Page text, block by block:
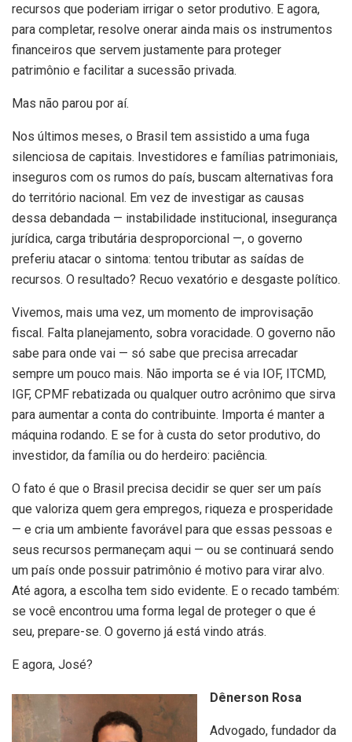
recursos que poderiam irrigar o setor produtivo. E agora,
para completar, resolve onerar ainda mais os instrumentos
financeiros que servem justamente para proteger
patrimônio e facilitar a sucessão privada.
Mas não parou por aí.
Nos últimos meses, o Brasil tem assistido a uma fuga
silenciosa de capitais. Investidores e famílias patrimoniais,
inseguros com os rumos do país, buscam alternativas fora
do território nacional. Em vez de investigar as causas
dessa debandada — instabilidade institucional, insegurança
jurídica, carga tributária desproporcional —, o governo
preferiu atacar o sintoma: tentou tributar as saídas de
recursos. O resultado? Recuo vexatório e desgaste político.
Vivemos, mais uma vez, um momento de improvisação
fiscal. Falta planejamento, sobra voracidade. O governo não
sabe para onde vai — só sabe que precisa arrecadar
sempre um pouco mais. Não importa se é via IOF, ITCMD,
IGF, CPMF rebatizada ou qualquer outro acrônimo que sirva
para aumentar a conta do contribuinte. Importa é manter a
máquina rodando. E se for à custa do setor produtivo, do
investidor, da família ou do herdeiro: paciência.
O fato é que o Brasil precisa decidir se quer ser um país
que valoriza quem gera empregos, riqueza e prosperidade
— e cria um ambiente favorável para que essas pessoas e
seus recursos permaneçam aqui — ou se continuará sendo
um país onde possuir patrimônio é motivo para virar alvo.
Até agora, a escolha tem sido evidente. E o recado também:
se você encontrou uma forma legal de proteger o que é
seu, prepare-se. O governo já está vindo atrás.
E agora, José?
Dênerson Rosa
Advogado, fundador da